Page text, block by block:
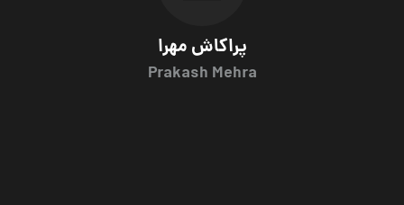
پراکاش مهرا
Prakash Mehra